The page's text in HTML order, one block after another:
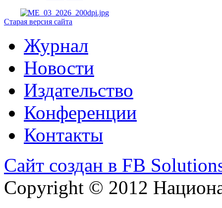
Старая версия сайта
Журнал
Новости
Издательство
Конференции
Контакты
Сайт создан в FB
Copyright © 2012